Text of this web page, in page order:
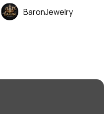
BaronJewelry